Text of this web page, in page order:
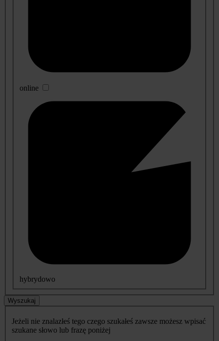
online
hybrydowo
Wyszukaj
Jeżeli nie znalazłeś tego czego szukałeś zawsze możesz wpisać
szukane słowo lub frazę poniżej